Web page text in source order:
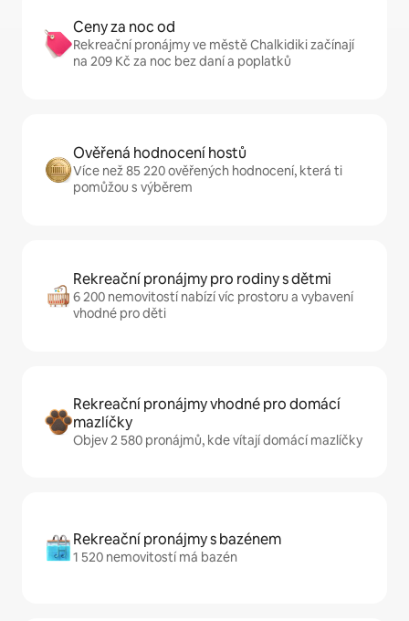
Ceny za noc od
Rekreační pronájmy ve městě Chalkidiki začínají
na 209 Kč za noc bez daní a poplatků
Ověřená hodnocení hostů
Více než 85 220 ověřených hodnocení, která ti
pomůžou s výběrem
Rekreační pronájmy pro rodiny s dětmi
6 200 nemovitostí nabízí víc prostoru a vybavení
vhodné pro děti
Rekreační pronájmy vhodné pro domácí
mazlíčky
Objev 2 580 pronájmů, kde vítají domácí mazlíčky
Rekreační pronájmy s bazénem
1 520 nemovitostí má bazén